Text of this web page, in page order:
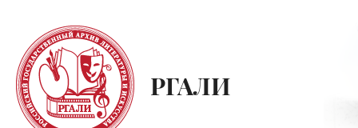
РГАЛИ